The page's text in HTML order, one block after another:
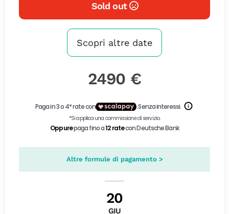
Sold out
Scopri altre date
2490 €
Altre formule di pagamento >
20
GIU